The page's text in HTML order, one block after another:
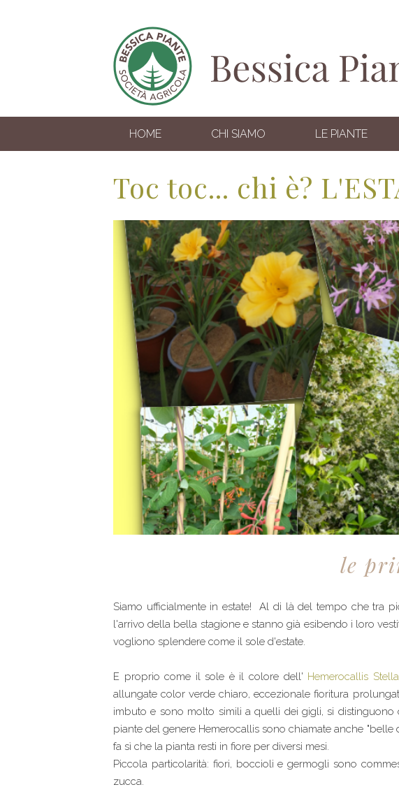
HOME CHI SIAMO LE PIANTE
Toc toc... chi è?
le
Siamo ufficialmente in estate! Al di là del tempo che tra
l'arrivo della bella stagione e stanno già esibendo i loro
vogliono splendere come il sole d'estate.
E proprio come il sole è il colore dell' Hemerocallis
allungate color verde chiaro, eccezionale fioritura
imbuto e sono molto simili a quelli dei gigli, si
piante del genere Hemerocallis sono chiamate anche
fa sì che la pianta resti in fiore per diversi mesi.
Piccola particolarità: fiori, boccioli e germogli sono
zucca.